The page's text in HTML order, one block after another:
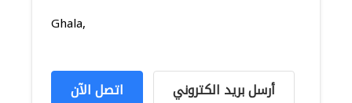
Ghala,
اتصل الآن أرسل بريد الكتروني